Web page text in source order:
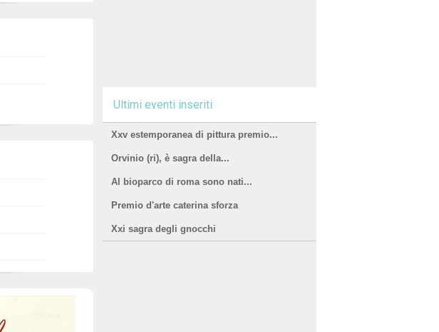
Ultimi eventi inseriti
Xxv estemporanea di pittura premio...
Orvinio (ri), è sagra della...
Al bioparco di roma sono nati...
Premio d'arte caterina sforza
Xxi sagra degli gnocchi